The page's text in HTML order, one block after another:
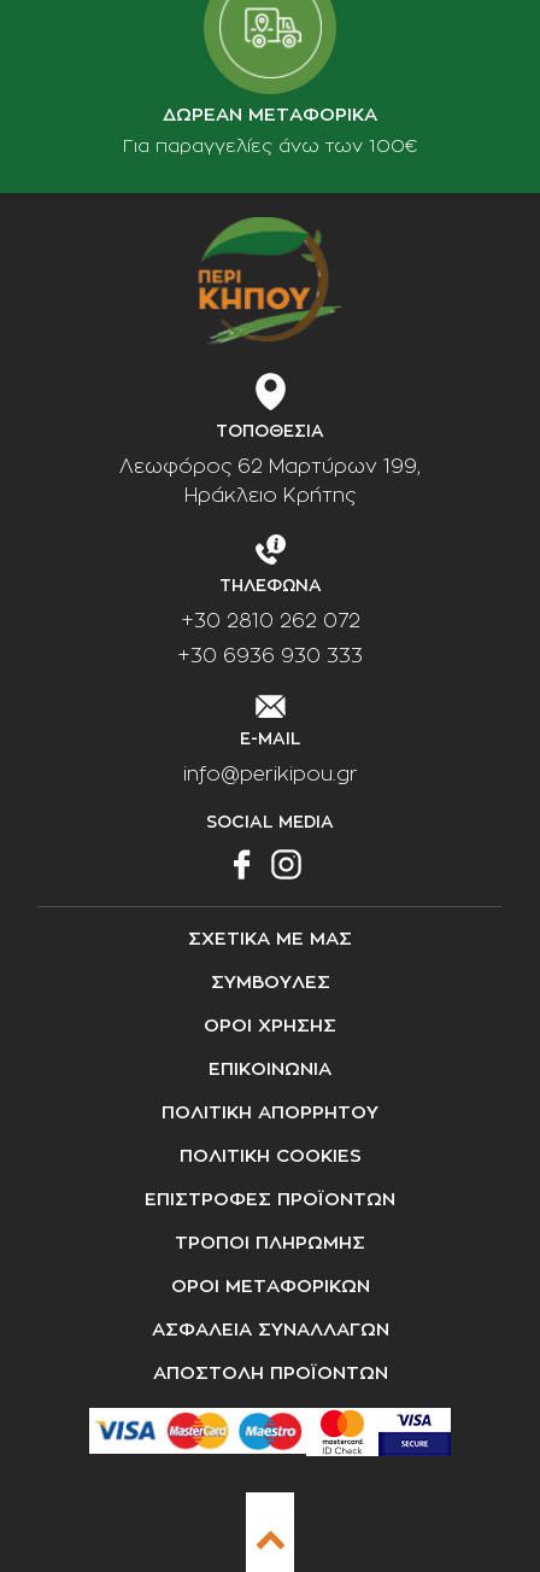
ΔΩΡΕΑΝ ΜΕΤΑΦΟΡΙΚΑ
Για παραγγελίες άνω των 100€
ΤΟΠΟΘΕΣΙΑ
Λεωφόρος 62 Μαρτύρων 199,
Ηράκλειο Κρήτης
ΤΗΛΕΦΩΝΑ
+30 2810 262 072
+30 6936 930 333
E-MAIL
info@perikipou.gr
SOCIAL MEDIA
ΣΧΕΤΙΚΑ ΜΕ ΜΑΣ
ΣΥΜΒΟΥΛΕΣ
ΟΡΟΙ ΧΡΗΣΗΣ
ΕΠΙΚΟΙΝΩΝΙΑ
ΠΟΛΙΤΙΚΗ ΑΠΟΡΡΗΤΟΥ
ΠΟΛΙΤΙΚΗ COOKIES
ΕΠΙΣΤΡΟΦΕΣ ΠΡΟΪΟΝΤΩΝ
ΤΡΟΠΟΙ ΠΛΗΡΩΜΗΣ
ΟΡΟΙ ΜΕΤΑΦΟΡΙΚΩΝ
ΑΣΦΑΛΕΙΑ ΣΥΝΑΛΛΑΓΩΝ
ΑΠΟΣΤΟΛΗ ΠΡΟΪΟΝΤΩΝ